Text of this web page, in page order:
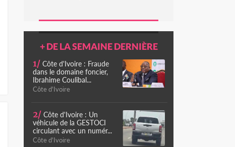
+ DE LA SEMAINE DERNIÈRE
1/ Côte d'Ivoire : Fraude
dans le domaine foncier,
Ibrahime Coulibal...
Côte d'Ivoire
2/ Côte d'Ivoire : Un
véhicule de la GESTOCI
circulant avec un numér...
Côte d'Ivoire